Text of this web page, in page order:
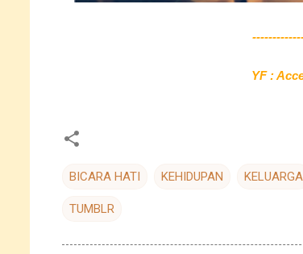
YF :
BICARA HATI KEHIDUPAN KELUARGA
TUMBLR